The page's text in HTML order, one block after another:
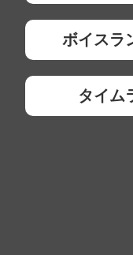
ボイスラ
タイム